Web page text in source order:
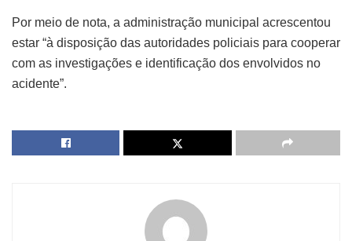
Por meio de nota, a administração municipal acrescentou
estar “à disposição das autoridades policiais para cooperar
com as investigações e identificação dos envolvidos no
acidente”.